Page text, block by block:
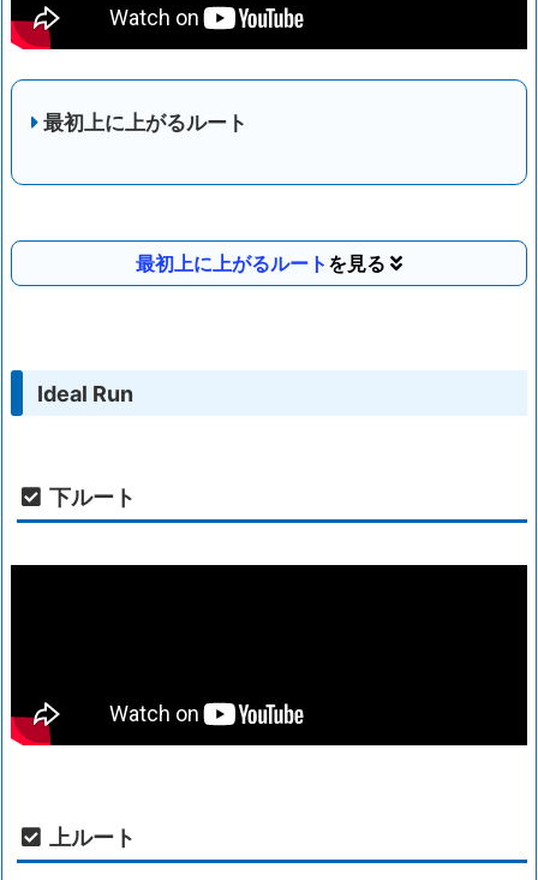
最初上に上がるルート
最初上に上がるルート
Ideal Run
下ルート
上ルート